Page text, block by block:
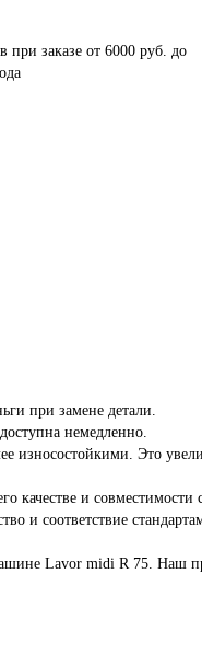
при заказе от 6000 руб. до
при замене детали.
немедленно.
Это
качестве и
и соответствие
Lavor midi R 75. Наш